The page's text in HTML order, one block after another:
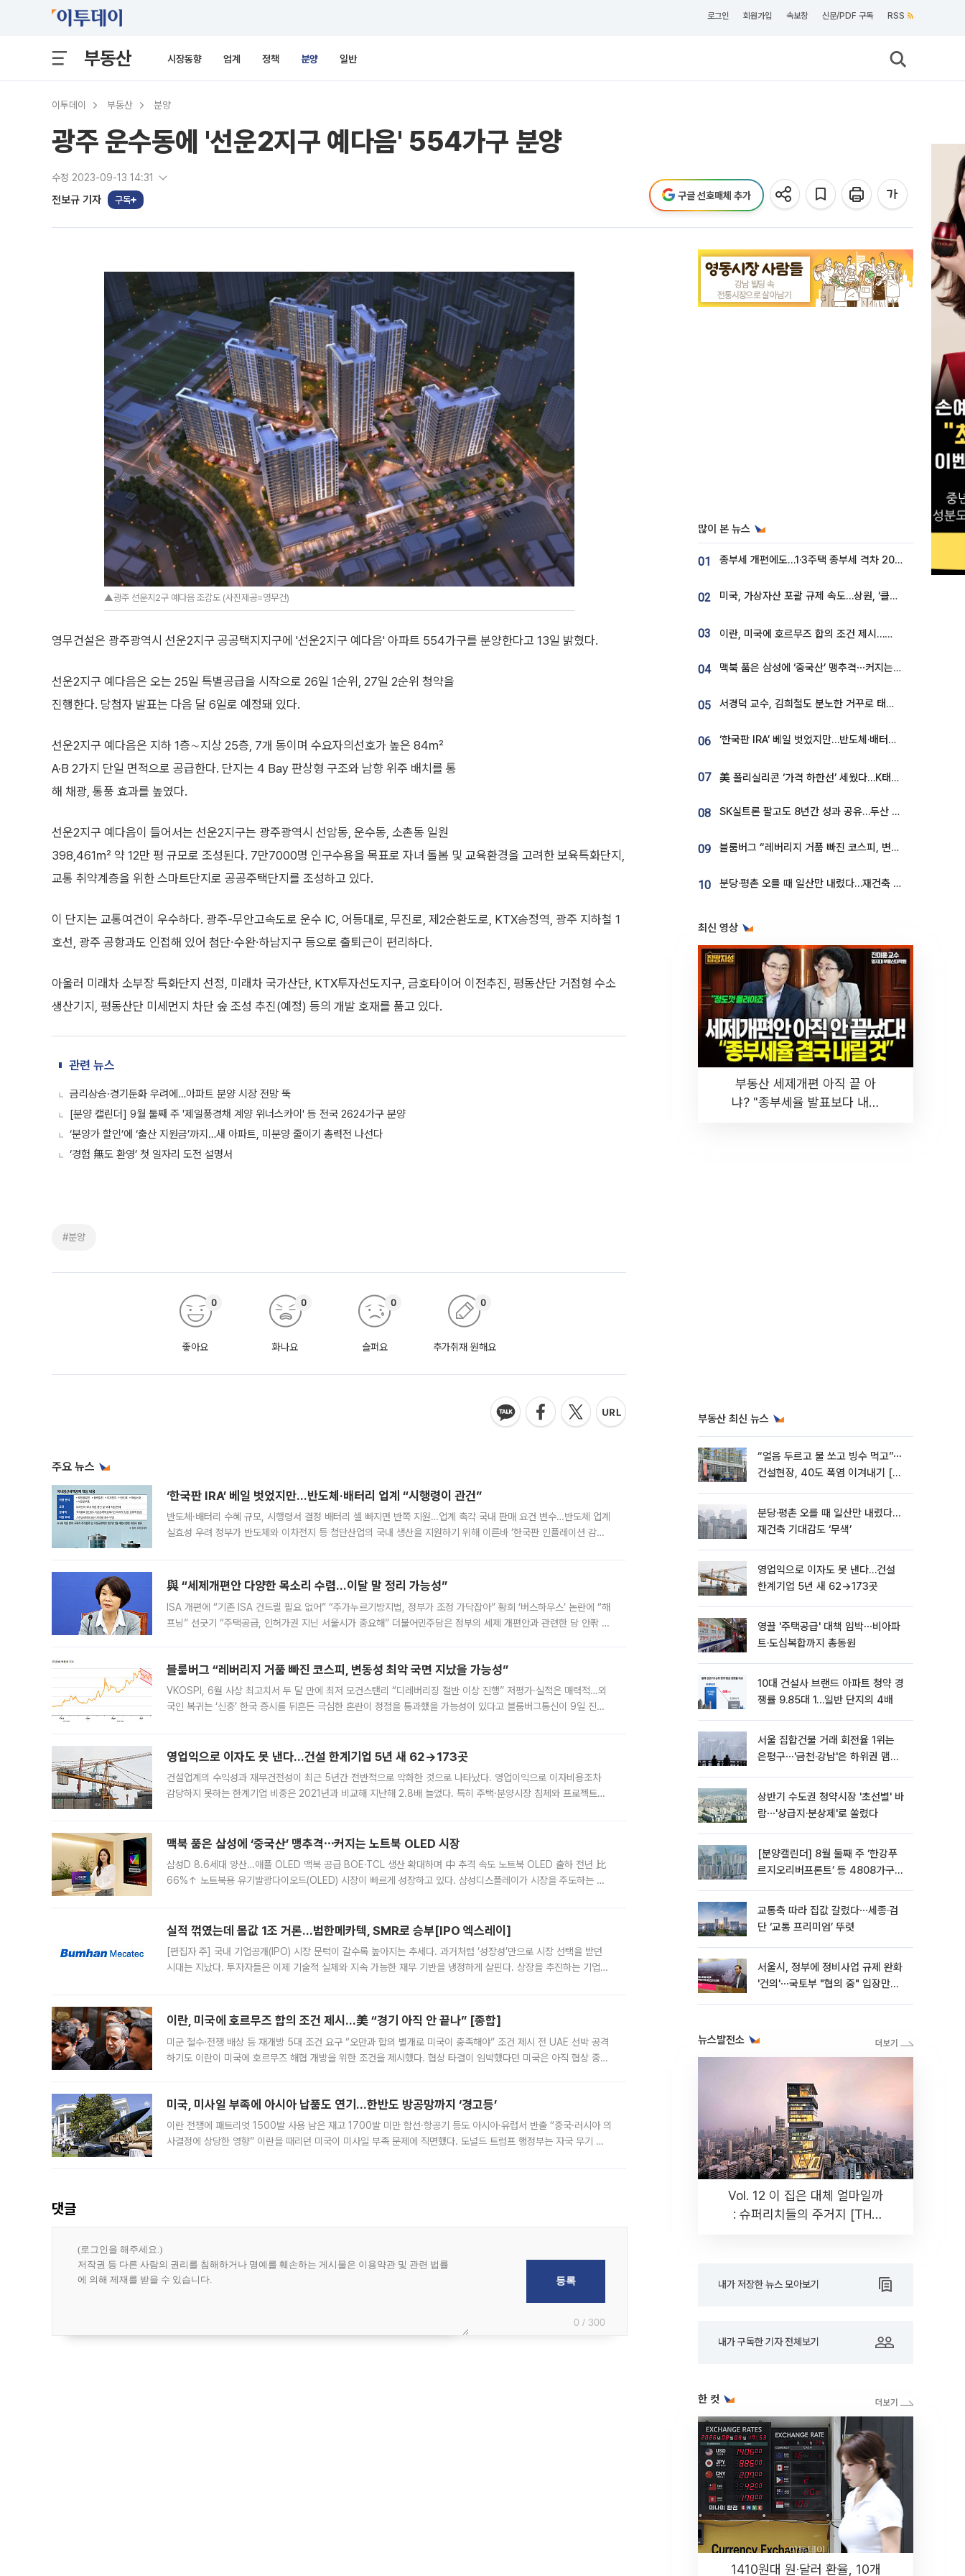
로그인 회원가입 속보창 신문/PDF 구독 RSS
부동산 시장동향 업계 정책 분양 일반
이투데이 부동산 분양
광주 운수동에 '선운2지구 예다음' 554가구 분양
수정 2023-09-13 14:31
전보규 기자 구독 구글 선호매체 추가
▲광주 선운지2구 예다음 조감도 (사진제공=영무건)
영무건설은 광주광역시 선운2지구 공공택지지구에 '선운2지구 예다음' 아파트 554가구를 분양한다고 13일 밝혔다.
선운2지구 예다음은 오는 25일 특별공급을 시작으로 26일 1순위, 27일 2순위 청약을
진행한다. 당첨자 발표는 다음 달 6일로 예정돼 있다.
선운2지구 예다음은 지하 1층∼지상 25층, 7개 동이며 수요자의선호가 높은 84㎡
A·B 2가지 단일 면적으로 공급한다. 단지는 4 Bay 판상형 구조와 남향 위주 배치를 통
해 채광, 통풍 효과를 높였다.
선운2지구 예다음이 들어서는 선운2지구는 광주광역시 선암동, 운수동, 소촌동 일원
398,461㎡ 약 12만 평 규모로 조성된다. 7만7000명 인구수용을 목표로 자녀 돌봄 및 교육환경을 고려한 보육특화단지,
교통 취약계층을 위한 스마트단지로 공공주택단지를 조성하고 있다.
이 단지는 교통여건이 우수하다. 광주-무안고속도로 운수 IC, 어등대로, 무진로, 제2순환도로, KTX송정역, 광주 지하철 1
호선, 광주 공항과도 인접해 있어 첨단⸱수완⸱하남지구 등으로 출퇴근이 편리하다.
아울러 미래차 소부장 특화단지 선정, 미래차 국가산단, KTX투자선도지구, 금호타이어 이전추진, 평동산단 거점형 수소
생산기지, 평동산단 미세먼지 차단 숲 조성 추진(예정) 등의 개발 호재를 품고 있다.
관련 뉴스
금리상승·경기둔화 우려에…아파트 분양 시장 전망 뚝
[분양 캘린더] 9월 둘째 주 '제일풍경채 계양 위너스카이' 등 전국 2624가구 분양
‘분양가 할인’에 ‘출산 지원금’까지…새 아파트, 미분양 줄이기 총력전 나선다
‘경험 無도 환영’ 첫 일자리 도전 설명서
#분양
좋아요
0
화나요
0
슬퍼요
0
추가취재 원해요
0
주요 뉴스
‘한국판 IRA’ 베일 벗었지만…반도체·배터리 업계 “시행령이 관건”
반도체·배터리 수혜 규모, 시행령서 결정 배터리 셀 빠지면 반쪽 지원…업계 촉각 국내 판매 요건 변수…반도체 업계
실효성 우려 정부가 반도체와 이차전지 등 첨단산업의 국내 생산을 지원하기 위해 이른바 ‘한국판 인플레이션 감축
與 “세제개편안 다양한 목소리 수렴…이달 말 정리 가능성”
ISA 개편에 “기존 ISA 건드릴 필요 없어” “주가누르기방지법, 정부가 조정 가닥잡아” 황희 ‘버스하우스’ 논란에 “해
프닝” 선긋기 “주택공급, 인허가권 지닌 서울시가 중요해” 더불어민주당은 정부의 세제 개편안과 관련한 당 안팎 의
블룸버그 “레버리지 거품 빠진 코스피, 변동성 최악 국면 지났을 가능성”
VKOSPI, 6월 사상 최고치서 두 달 만에 최저 모건스탠리 “디레버리징 절반 이상 진행” 저평가·실적은 매력적…외
국인 복귀는 ‘신중’ 한국 증시를 뒤흔든 극심한 혼란이 정점을 통과했을 가능성이 있다고 블룸버그통신이 9일 진단
영업익으로 이자도 못 낸다…건설 한계기업 5년 새 62→173곳
건설업계의 수익성과 재무건전성이 최근 5년간 전반적으로 악화한 것으로 나타났다. 영업이익으로 이자비용조차
감당하지 못하는 한계기업 비중은 2021년과 비교해 지난해 2.8배 늘었다. 특히 주택·분양시장 침체와 프로젝트파
맥북 품은 삼성에 ‘중국산’ 맹추격⋯커지는 노트북 OLED 시장
삼성D 8.6세대 양산…애플 OLED 맥북 공급 BOE·TCL 생산 확대하며 中 추격 속도 노트북 OLED 출하 전년 比
66%↑ 노트북용 유기발광다이오드(OLED) 시장이 빠르게 성장하고 있다. 삼성디스플레이가 시장을 주도하는 가
실적 꺾였는데 몸값 1조 거론…범한메카텍, SMR로 승부[IPO 엑스레이]
[편집자 주] 국내 기업공개(IPO) 시장 문턱이 갈수록 높아지는 추세다. 과거처럼 ‘성장성’만으로 시장 선택을 받던
시대는 지났다. 투자자들은 이제 기술적 실체와 지속 가능한 재무 기반을 냉정하게 살핀다. 상장을 추진하는 기업들
이란, 미국에 호르무즈 합의 조건 제시…美 “경기 아직 안 끝나” [종합]
미군 철수·전쟁 배상 등 재개방 5대 조건 요구 “오만과 합의 별개로 미국이 충족해야” 조건 제시 전 UAE 선박 공격
하기도 이란이 미국에 호르무즈 해협 개방을 위한 조건을 제시했다. 협상 타결이 임박했다던 미국은 아직 협상 중이
미국, 미사일 부족에 아시아 납품도 연기…한반도 방공망까지 ‘경고등’
이란 전쟁에 패트리엇 1500발 사용 남은 재고 1700발 미만 함선·항공기 등도 아시아·유럽서 반출 “중국·러시아 의
사결정에 상당한 영향” 이란을 때리던 미국이 미사일 부족 문제에 직면했다. 도널드 트럼프 행정부는 자국 무기 공
댓글
0 / 300
많이 본 뉴스
01 종부세 개편에도…1·3주택 종부세 격차 2028년부터 확대
02 미국, 가상자산 포괄 규제 속도…상원, ‘클래리티법’ 9월 절차투표 추진
03 이란, 미국에 호르무즈 합의 조건 제시…美 “경기 아직 안 끝나” [종합]
04 맥북 품은 삼성에 ‘중국산’ 맹추격⋯커지는 노트북 OLED 시장
05 서경덕 교수, 김희철도 분노한 거꾸로 태극기⋯"엉터리는 아냐, 아쉬울 뿐"
06 ‘한국판 IRA’ 베일 벗었지만…반도체·배터리 업계 “시행령이 관건”
07 美 폴리실리콘 ‘가격 하한선’ 세웠다…K태양광 수혜 기대
08 SK실트론 팔고도 8년간 성과 공유…두산 인수대금 2.3조가 끝 아냐
09 블룸버그 “레버리지 거품 빠진 코스피, 변동성 최악 국면 지났을 가능성”
10 분당·평촌 오를 때 일산만 내렸다…재건축 기대감도 ‘무색’
최신 영상
부동산 세제개편 아직 끝 아
냐? "종부세율 발표보다 내릴
부동산 최신 뉴스
“얼음 두르고 물 쏘고 빙수 먹고”⋯
건설현장, 40도 폭염 이겨내기 [르
분당·평촌 오를 때 일산만 내렸다…
재건축 기대감도 ‘무색’
영업익으로 이자도 못 낸다…건설
한계기업 5년 새 62→173곳
영끌 '주택공급' 대책 임박⋯비아파
트·도심복합까지 총동원
10대 건설사 브랜드 아파트 청약 경
쟁률 9.85대 1…일반 단지의 4배
서울 집합건물 거래 회전율 1위는
은평구⋯'금천·강남'은 하위권 맴돌
상반기 수도권 청약시장 '초선별' 바
람⋯'상급지·분상제'로 쏠렸다
[분양캘린더] 8월 둘째 주 ‘한강푸
르지오리버프론트’ 등 4808가구
교통축 따라 집값 갈렸다⋯세종·검
단 ‘교통 프리미엄’ 뚜렷
서울시, 정부에 정비사업 규제 완화
'건의'⋯국토부 "협의 중" 입장만
뉴스발전소
Vol. 12 이 집은 대체 얼마일까
: 슈퍼리치들의 주거지 [THE
내가 저장한 뉴스 모아보기
내가 구독한 기자 전체보기
한 컷
1410원대 원·달러 환율, 10개